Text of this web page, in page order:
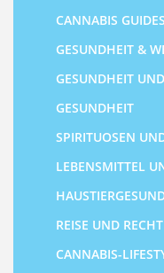
CANNABIS GUIDES
GESUNDHEIT &
GESUNDHEIT
GESUNDHEIT
SPIRITUOSEN
LEBENSMITTEL
REISE UND RECHT
CANNABIS-